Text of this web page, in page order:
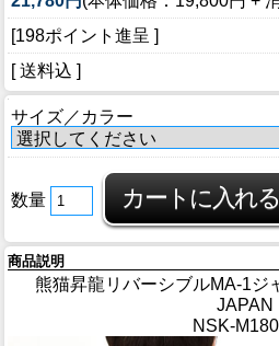
[198ポイント進呈 ]
[ 送料込 ]
サイズ／カラー
数量
商品説明
熊猫昇龍リバーシブルMA-1
JAPAN
NSK-